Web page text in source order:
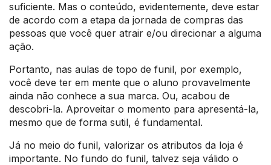
suficiente. Mas o conteúdo, evidentemente, deve estar
de acordo com a etapa da jornada de compras das
pessoas que você quer atrair e/ou direcionar a alguma
ação.
Portanto, nas aulas de topo de funil, por exemplo,
você deve ter em mente que o aluno provavelmente
ainda não conhece a sua marca. Ou, acabou de
descobri-la. Aproveitar o momento para apresentá-la,
mesmo que de forma sutil, é fundamental.
Já no meio do funil, valorizar os atributos da loja é
importante. No fundo do funil, talvez seja válido o